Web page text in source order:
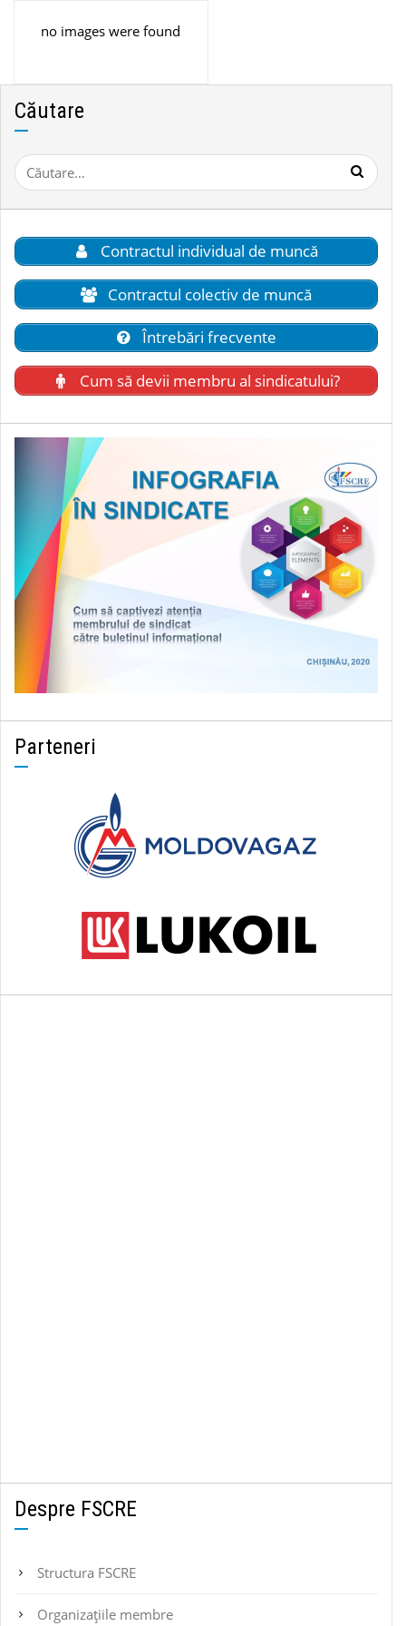
no images were found
Căutare
Caută
după:
Contractul individual de muncă
Contractul colectiv de muncă
Întrebări frecvente
Cum să devii membru al sindicatului?
Parteneri
Despre FSCRE
Structura FSCRE
Organizațiile membre